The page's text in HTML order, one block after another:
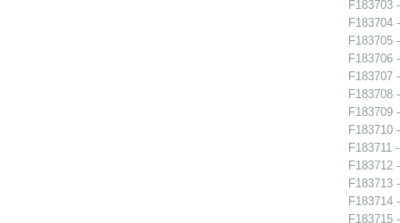
F183703
F183704
F183705
F183706
F183707
F183708
F183709
F183710
F183711
F183712
F183713
F183714
F183715